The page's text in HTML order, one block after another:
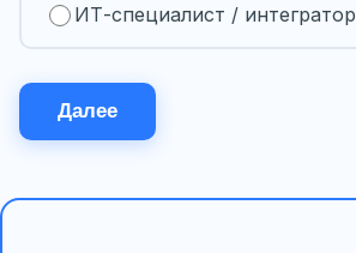
ИТ-специалист / интегратор
Далее